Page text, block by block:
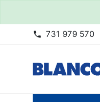
phone 731 979 570